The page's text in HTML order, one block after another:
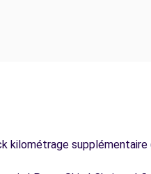
kilométrage supplémentaire